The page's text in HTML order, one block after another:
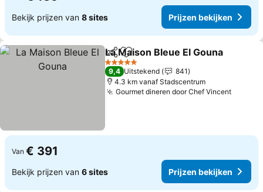
Bekijk prijzen van 8 sites Prijzen bekijken
DelenToevoegen aan favorieten
La Maison Bleue El Gouna
5 Sterren
9,4 Uitstekend
841
4.3 km vanaf Stadscentrum
Gourmet dineren door Chef Vincent
Van € 391
Bekijk prijzen van 6 sites Prijzen bekijken